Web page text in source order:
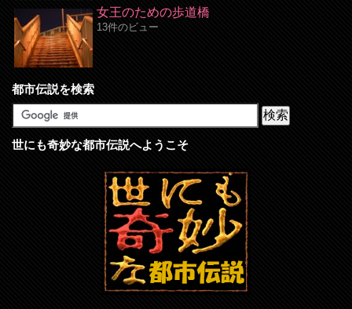
女王のための歩道橋
13件のビュー
都市伝説を検索
世にも奇妙な都市伝説へようこそ